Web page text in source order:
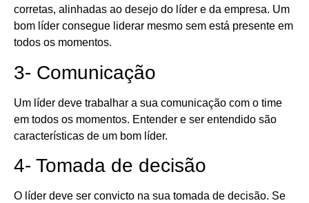
corretas, alinhadas ao desejo do líder e da empresa. Um
bom líder consegue liderar mesmo sem está presente em
todos os momentos.
3- Comunicação
Um líder deve trabalhar a sua comunicação com o time
em todos os momentos. Entender e ser entendido são
características de um bom líder.
4- Tomada de decisão
O líder deve ser convicto na sua tomada de decisão. Se